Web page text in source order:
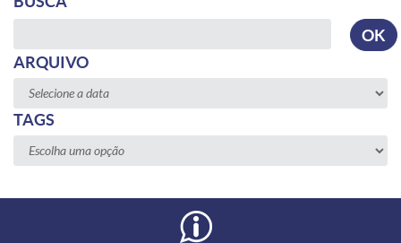
OK
ARQUIVO
TAGS